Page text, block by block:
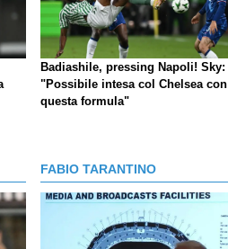
Badiashile, pressing Napoli! Sky:
"Possibile intesa col Chelsea con
questa formula"
FABIO TARANTINO